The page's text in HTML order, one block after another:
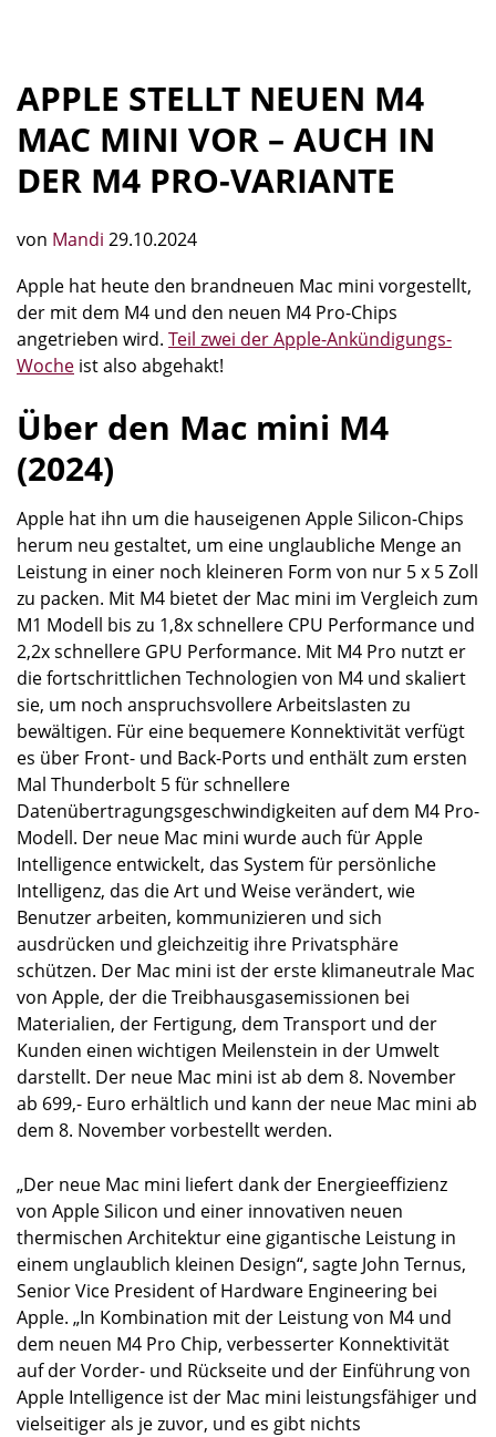
APPLE STELLT NEUEN M4
MAC MINI VOR – AUCH IN
DER M4 PRO-VARIANTE
von Mandi 29.10.2024
Apple hat heute den brandneuen Mac mini vorgestellt,
der mit dem M4 und den neuen M4 Pro-Chips
angetrieben wird. Teil zwei der Apple-Ankündigungs-
Woche ist also abgehakt!
Über den Mac mini M4
(2024)
Apple hat ihn um die hauseigenen Apple Silicon-Chips
herum neu gestaltet, um eine unglaubliche Menge an
Leistung in einer noch kleineren Form von nur 5 x 5 Zoll
zu packen. Mit M4 bietet der Mac mini im Vergleich zum
M1 Modell bis zu 1,8x schnellere CPU Performance und
2,2x schnellere GPU Performance. Mit M4 Pro nutzt er
die fortschrittlichen Technologien von M4 und skaliert
sie, um noch anspruchsvollere Arbeitslasten zu
bewältigen. Für eine bequemere Konnektivität verfügt
es über Front- und Back-Ports und enthält zum ersten
Mal Thunderbolt 5 für schnellere
Datenübertragungsgeschwindigkeiten auf dem M4 Pro-
Modell. Der neue Mac mini wurde auch für Apple
Intelligence entwickelt, das System für persönliche
Intelligenz, das die Art und Weise verändert, wie
Benutzer arbeiten, kommunizieren und sich
ausdrücken und gleichzeitig ihre Privatsphäre
schützen. Der Mac mini ist der erste klimaneutrale Mac
von Apple, der die Treibhausgasemissionen bei
Materialien, der Fertigung, dem Transport und der
Kunden einen wichtigen Meilenstein in der Umwelt
darstellt. Der neue Mac mini ist ab dem 8. November
ab 699,- Euro erhältlich und kann der neue Mac mini ab
dem 8. November vorbestellt werden.
„Der neue Mac mini liefert dank der Energieeffizienz
von Apple Silicon und einer innovativen neuen
thermischen Architektur eine gigantische Leistung in
einem unglaublich kleinen Design“, sagte John Ternus,
Senior Vice President of Hardware Engineering bei
Apple. „In Kombination mit der Leistung von M4 und
dem neuen M4 Pro Chip, verbesserter Konnektivität
auf der Vorder- und Rückseite und der Einführung von
Apple Intelligence ist der Mac mini leistungsfähiger und
vielseitiger als je zuvor, und es gibt nichts